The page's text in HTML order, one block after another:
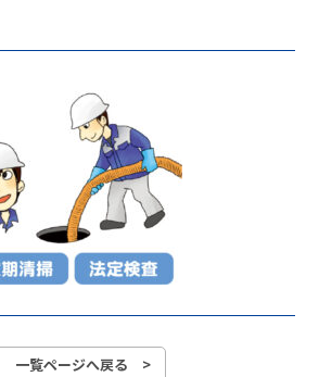
一覧ページへ戻る >